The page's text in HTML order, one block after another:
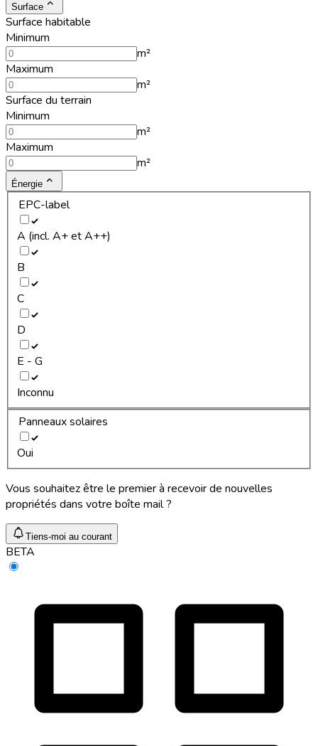
Surface
Surface habitable
Minimum
m²
Maximum
m²
Surface du terrain
Minimum
m²
Maximum
m²
Énergie
EPC-label
A (incl. A+ et A++)
B
C
D
E - G
Inconnu
Panneaux solaires
Oui
Vous souhaitez être le premier à recevoir de nouvelles
propriétés dans votre boîte mail ?
Tiens-moi au courant
BETA